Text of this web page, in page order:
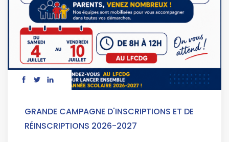
GRANDE CAMPAGNE D'INSCRIPTIONS ET DE
RÉINSCRIPTIONS 2026-2027